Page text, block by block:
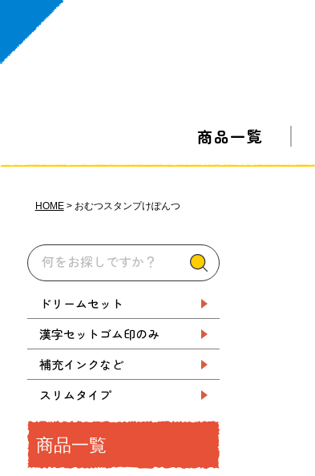
商品一覧
HOME おむつスタンプけぽんつ
ドリームセット
漢字セットゴム印のみ
補充インクなど
スリムタイプ
商品一覧